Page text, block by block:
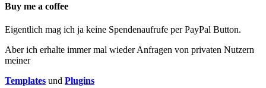
Buy me a coffee
Eigentlich mag ich ja keine Spendenaufrufe per PayPal Button.
Aber ich erhalte immer mal wieder Anfragen von privaten Nutzern
meiner
Templates und Plugins